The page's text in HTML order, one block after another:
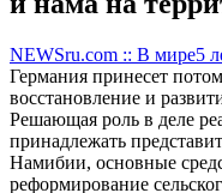
NEWSru.com :: В мире5
Германия принесет
восстановление и
Решающая роль в деле
принадлежать
Намибии, основные
реформирование